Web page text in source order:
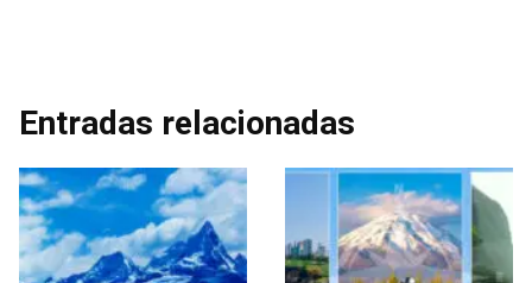
Entradas relacionadas